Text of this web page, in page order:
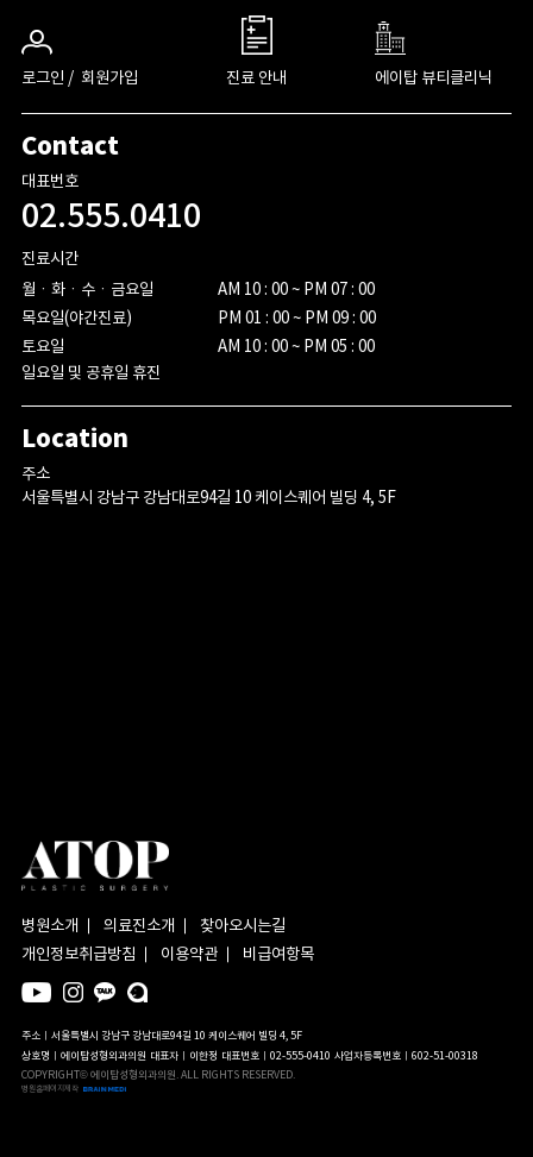
로그인 / 회원가입 진료 안내 에이탑 뷰티클리닉
Contact
대표번호
02.555.0410
진료시간
월ㆍ화ㆍ수ㆍ금요일
목요일(야간진료)
토요일
AM 10 : 00 ~ PM 07 : 00
PM 01 : 00 ~ PM 09 : 00
AM 10 : 00 ~ PM 05 : 00
일요일 및 공휴일 휴진
Location
주소
서울특별시 강남구 강남대로94길 10 케이스퀘어 빌딩 4, 5F
병원소개 의료진소개
찾아오시는길
개인정보취급방침
이용약관 비급여항목
주소ㅣ서울특별시 강남구 강남대로94길 10 케이스퀘어 빌딩 4, 5F
상호명ㅣ에이탑성형외과의원 대표자ㅣ이한정 대표번호ㅣ02-555-0410 사업자등록번호ㅣ602-51-00318
COPYRIGHT© 에이탑성형외과의원. ALL RIGHTS RESERVED.
병원홈페이지제작